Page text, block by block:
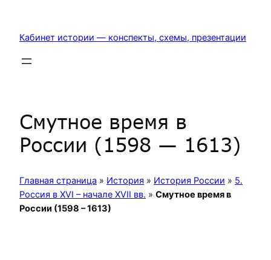
содержимому
Кабинет истории — конспекты, схемы, презентации
Смутное время в
России (1598 — 1613)
Главная страница » История » История России » 5.
Россия в XVI – начале XVII вв. » Смутное время в
России (1598 – 1613)